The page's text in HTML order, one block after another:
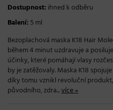
Dostupnost: ihned k odběru
Balení: 5 ml
Bezoplachová maska K18 Hair
během 4 minut uzdravuje a
účinky, které pomáhají vlasy
by je zatěžovaly. Maska K18
díky tomu vznikl revoluční
původního, zdra...více »